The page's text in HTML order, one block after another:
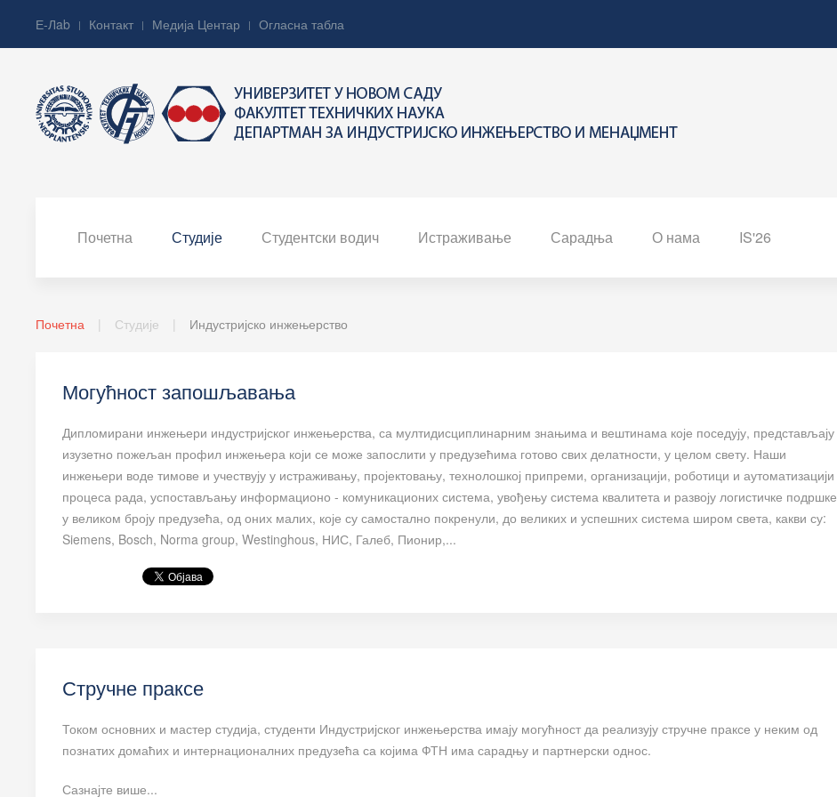
Е-Лab Контакт Медија Центар Огласна табла
Почетна Студије Студентски водич Истраживање Сарадња О нама IS'26
Почетна Студије Индустријско инжењерство
Могућност запошљавања
Дипломирани инжењери индустријског инжењерства, са мултидисциплинарним знањима и вештинама које поседују, представљају
изузетно пожељан профил инжењера који се може запослити у предузећима готово свих делатности, у целом свету. Наши
инжењери воде тимове и учествују у истраживању, пројектовању, технолошкој припреми, организацији, роботици и аутоматизацији
процеса рада, успостављању информационо - комуникационих система, увођењу система квалитета и развоју логистичке подршке
у великом броју предузећа, од оних малих, које су самостално покренули, до великих и успешних система широм света, какви су:
Siemens, Bosch, Norma group, Westinghous, НИС, Галеб, Пионир,...
Стручне праксе
Током основних и мастер студија, студенти Индустријског инжењерства имају могућност да реализују стручне праксе у неким од
познатих домаћих и интернационалних предузећа са којима ФТН има сарадњу и партнерски однос.
Сазнајте више...